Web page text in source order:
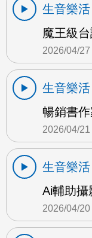
生音樂活
魔王級
2026/04/27
生音樂活
暢銷書
2026/04/21
生音樂活
Ai輔助攝
2026/04/20